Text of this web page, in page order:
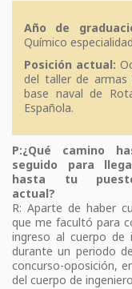
Año de
Químico
Posición actual:
del taller de
base naval de
Española.
P:¿Qué camino
seguido para
hasta tu
actual?
R: Aparte de haber
que me facultó para
ingreso al cuerpo de
durante un periodo
concurso-oposición,
del cuerpo de